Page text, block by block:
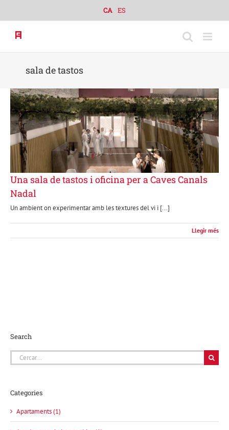
content
CA ES
sala de tastos
Una sala de tastos i oficina per a Caves Canals
Nadal
Un ambient on experimentar amb les textures del vi i [...]
Llegir més
Search
Cerca
…
Categories
Apartaments (1)